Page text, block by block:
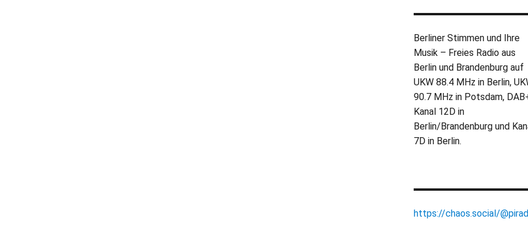
Berliner Stimmen und Ihre
Musik – Freies Radio aus
Berlin und Brandenburg auf
UKW 88.4 MHz in Berlin,
90.7 MHz in Potsdam,
Kanal 12D in
Berlin/Brandenburg und
7D in Berlin.
https://chaos.social/